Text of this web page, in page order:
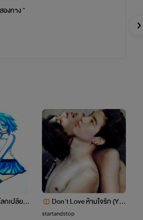
งทาง "
กเปลียน
Don't Love ห้ามใจรัก (YA
OI18+//20+)
startandstop